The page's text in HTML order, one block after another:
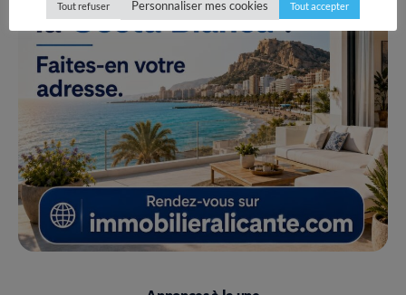
Tout refuser Personnaliser mes cookies Tout accepter